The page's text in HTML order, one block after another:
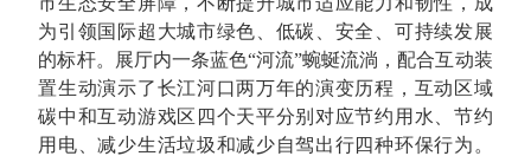
为引领国际超大城市绿色、低碳、安全、可持续发展
的标杆。展厅内一条蓝色“河流”蜿蜒流淌，配合互动装
置生动演示了长江河口两万年的演变历程，互动区域
碳中和互动游戏区四个天平分别对应节约用水、节约
用电、减少生活垃圾和减少自驾出行四种环保行为。